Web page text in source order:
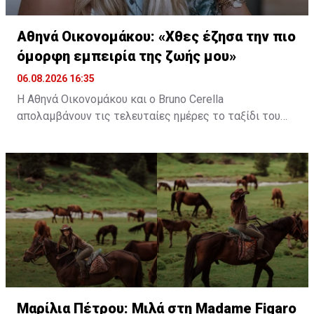
Αθηνά Οικονομάκου: «Χθες έζησα την πιο
όμορφη εμπειρία της ζωής μου»
06.08.2026 16:35
Η Αθηνά Οικονομάκου και ο Bruno Cerella
απολαμβάνουν τις τελευταίες ημέρες το ταξίδι του
προορισμό, έζησαν μοναδικές στιγμές, με κορυφαία
εμπειρία την κολύμβηση στον ωκεανό δίπλα σε
εντυπωσιακές πτεροφάλαινες.
Διαβάστε περισσότερα στο madamefigaro.cy
Διαβάστε επίσης:Μαρίλια Πέτρου: Μιλά στη Madame
Figaro για τη μεγάλη της αγάπη, τα άλογα
Μαρίλια Πέτρου: Μιλά στη Madame Figaro